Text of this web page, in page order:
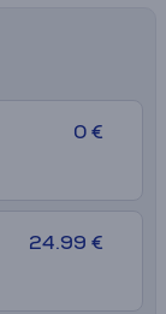
0 €
24.99 €